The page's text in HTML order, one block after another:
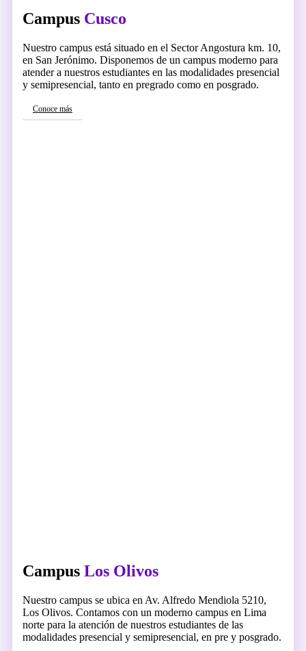
Campus Cusco
Nuestro campus está situado en el Sector Angostura km. 10,
en San Jerónimo. Disponemos de un campus moderno para
atender a nuestros estudiantes en las modalidades presencial
y semipresencial, tanto en pregrado como en posgrado.
Conoce más
Campus Los Olivos
Nuestro campus se ubica en Av. Alfredo Mendiola 5210,
Los Olivos. Contamos con un moderno campus en Lima
norte para la atención de nuestros estudiantes de las
modalidades presencial y semipresencial, en pre y posgrado.